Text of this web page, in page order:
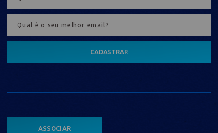
CADASTRAR
ASSOCIAR